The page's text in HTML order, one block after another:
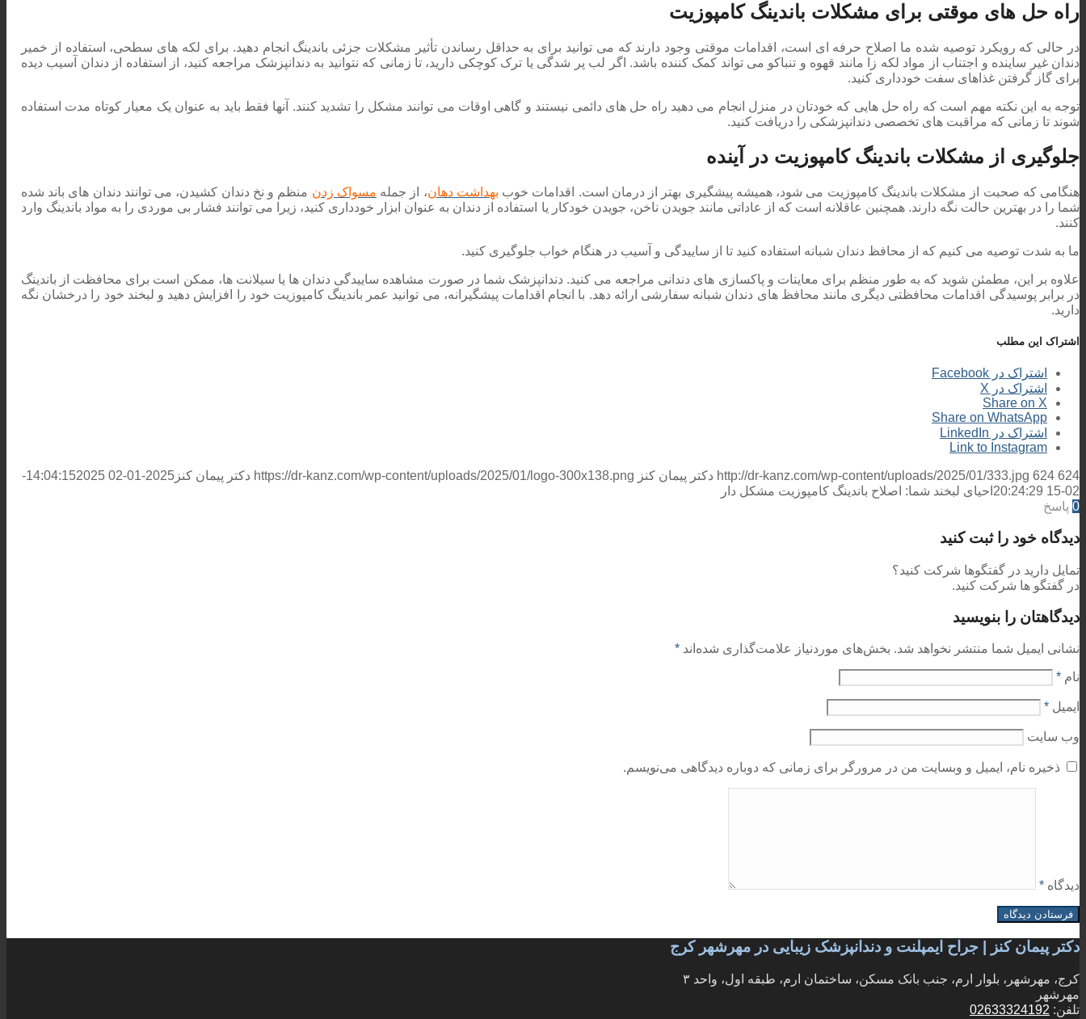
راه حل های موقتی برای مشکلات باندینگ کامپوزیت
در حالی که رویکرد توصیه شده ما اصلاح حرفه ای است، اقدامات موقتی وجود دارند که می توانید برای به حداقل رساندن تأثیر مشکلات جزئی باندینگ انجام دهید. برای لکه های سطحی، استفاده از خمیر
دندان غیر ساینده و اجتناب از مواد لکه زا مانند قهوه و تنباکو می تواند کمک کننده باشد. اگر لب پر شدگی یا ترک کوچکی دارید، تا زمانی که نتوانید به دندانپزشک مراجعه کنید، از استفاده از دندان آسیب دیده
برای گاز گرفتن غذاهای سفت خودداری کنید.
توجه به این نکته مهم است که راه حل هایی که خودتان در منزل انجام می دهید راه حل های دائمی نیستند و گاهی اوقات می توانند مشکل را تشدید کنند. آنها فقط باید به عنوان یک معیار کوتاه مدت استفاده
شوند تا زمانی که مراقبت های تخصصی دندانپزشکی را دریافت کنید.
جلوگیری از مشکلات باندینگ کامپوزیت در آینده
هنگامی که صحبت از مشکلات باندینگ کامپوزیت می شود، همیشه پیشگیری بهتر از درمان است. اقدامات خوب بهداشت دهان، از جمله مسواک زدن منظم و نخ دندان کشیدن، می توانند دندان های باند شده
شما را در بهترین حالت نگه دارند. همچنین عاقلانه است که از عاداتی مانند جویدن ناخن، جویدن خودکار یا استفاده از دندان به عنوان ابزار خودداری کنید، زیرا می توانند فشار بی موردی را به مواد باندینگ وارد
کنند.
ما به شدت توصیه می کنیم که از محافظ دندان شبانه استفاده کنید تا از ساییدگی و آسیب در هنگام خواب جلوگیری کنید.
علاوه بر این، مطمئن شوید که به طور منظم برای معاینات و پاکسازی های دندانی مراجعه می کنید. دندانپزشک شما در صورت مشاهده ساییدگی دندان ها یا سیلانت ها، ممکن است برای محافظت از باندینگ
در برابر پوسیدگی اقدامات محافظتی دیگری مانند محافظ های دندان شبانه سفارشی ارائه دهد. با انجام اقدامات پیشگیرانه، می توانید عمر باندینگ کامپوزیت خود را افزایش دهید و لبخند خود را درخشان نگه
دارید.
اشتراک این مطلب
اشتراک در Facebook
اشتراک در X
Share on X
Share on WhatsApp
اشتراک در LinkedIn
Link to Instagram
http://dr-kanz.com/wp-content/uploads/2025/01/333.jpg 624 624 دکتر پیمان کنز https://dr-kanz.com/wp-content/uploads/2025/01/logo-300x138.png دکتر پیمان کنز 2025-01-02 14:04:15
2025-
02-15 20:24:29
احیای لبخند شما: اصلاح باندینگ کامپوزیت مشکل دار
0 پاسخ
دیدگاه خود را ثبت کنید
تمایل دارید در گفتگوها شرکت کنید؟
در گفتگو ها شرکت کنید.
دیدگاهتان را بنویسید
نشانی ایمیل شما منتشر نخواهد شد. بخش‌های موردنیاز علامت‌گذاری شده‌اند *
نام *
ایمیل *
وب‌ سایت
ذخیره نام، ایمیل و وبسایت من در مرورگر برای زمانی که دوباره دیدگاهی می‌نویسم.
دیدگاه *
دکتر پیمان کنز | جراح ایمپلنت و دندانپزشک زیبایی در مهرشهر کرج
کرج، مهرشهر، بلوار ارم، جنب بانک مسکن، ساختمان ارم، طبقه اول، واحد ۳
مهرشهر
تلفن: 02633324192